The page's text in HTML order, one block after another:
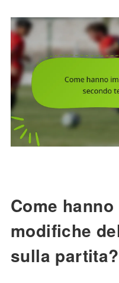
Come
modifiche
sulla partita?